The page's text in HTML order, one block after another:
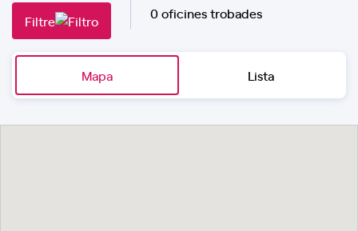
Filtre 0 oficines trobades
Mapa Lista